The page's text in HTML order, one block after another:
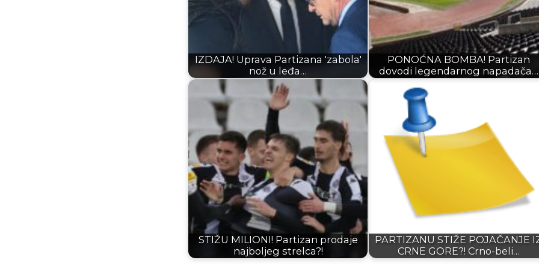
IZDAJA! Uprava Partizana 'zabola'
nož u leđa…
PONOĆNA BOMBA! Partizan
dovodi legendarnog napadača…
STIŽU MILIONI! Partizan prodaje
najboljeg strelca?!
PARTIZANU STIŽE POJAČANJE
CRNE GORE?! Crno-beli…